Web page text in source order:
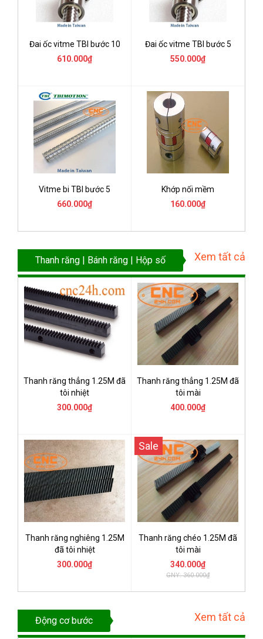
Đai ốc vitme TBI bước 10
610.000₫
Đai ốc vitme TBI bước 5
550.000₫
Vitme bi TBI bước 5
660.000₫
Khớp nối mềm
160.000₫
Thanh răng | Bánh răng | Hộp số Xem tất cả
Thanh răng thẳng 1.25M đã
tôi nhiệt
300.000₫
Thanh răng thẳng 1.25M đã
tôi mài
400.000₫
Thanh răng nghiêng 1.25M
đã tôi nhiệt
300.000₫
Sale
Thanh răng chéo 1.25M đã
tôi mài
340.000₫
GNY: 360.000₫
Động cơ bước Xem tất cả